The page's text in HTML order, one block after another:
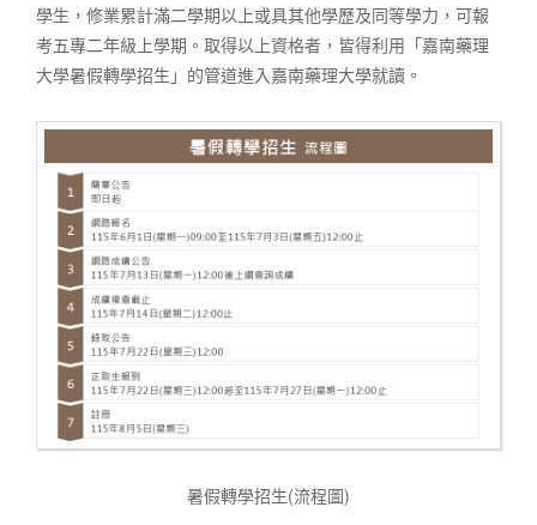
學生，修業累計滿二學期以上或具其他學歷及同等學力，可報
考五專二年級上學期。取得以上資格者，皆得利用「嘉南藥理
大學暑假轉學招生」的管道進入嘉南藥理大學就讀。
暑假轉學招生(流程圖)